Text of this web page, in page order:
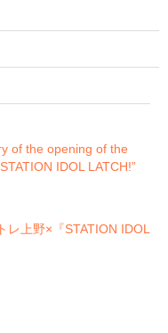
of the opening of the
IDOL LATCH!”
上野×『STATION IDOL